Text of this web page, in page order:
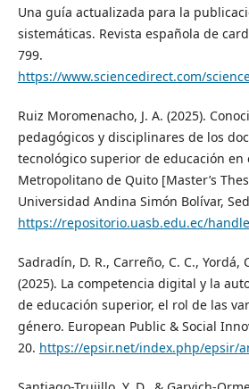
Una guía actualizada para la
sistemáticas. Revista española de
799.
https://www.sciencedirect.com/
Ruiz Moromenacho, J. A. (2025).
pedagógicos y disciplinares de los
tecnológico superior de educación en
Metropolitano de Quito [Master’s
Universidad Andina Simón Bolívar,
https://repositorio.uasb.edu.ec/
Sadradín, D. R., Carreño, C. C., Yordá,
(2025). La competencia digital y la
de educación superior, el rol de las
género. European Public & Social
20. https://epsir.net/index.php/epsir/